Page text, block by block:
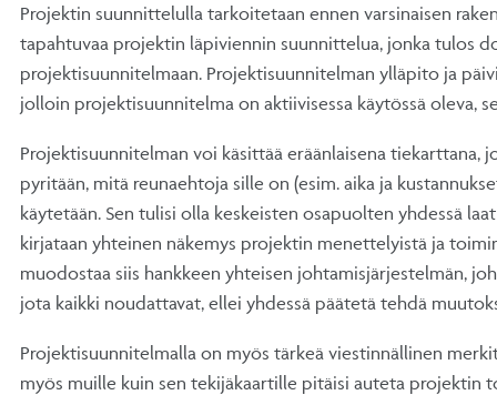
Projektin suunnittelulla tarkoitetaan ennen varsinaisen
tapahtuvaa projektin läpiviennin suunnittelua, jonka tulos
projektisuunnitelmaan. Projektisuunnitelman ylläpito ja
jolloin projektisuunnitelma on aktiivisessa käytössä oleva,
Projektisuunnitelman voi käsittää eräänlaisena tiekarttana,
pyritään, mitä reunaehtoja sille on (esim. aika ja
käytetään. Sen tulisi olla keskeisten osapuolten yhdessä
kirjataan yhteinen näkemys projektin menettelyistä ja
muodostaa siis hankkeen yhteisen johtamisjärjestelmän,
jota kaikki noudattavat, ellei yhdessä päätetä tehdä
Projektisuunnitelmalla on myös tärkeä viestinnällinen
myös muille kuin sen tekijäkaartille pitäisi auteta projektin